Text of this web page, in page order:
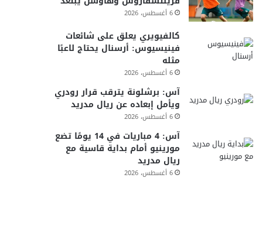
6 أغسطس، 2026
كالفيويري يعلق على شائعات
فينيسيوس: أرسنال يحتاج لاعبًا
مثله
6 أغسطس، 2026
آس: برشلونة يترقب قرار رودري
ويأمل إبعاده عن ريال مدريد
6 أغسطس، 2026
آس: 4 مباريات في 14 يومًا تضع
مورينيو أمام بداية قاسية مع
ريال مدريد
6 أغسطس، 2026